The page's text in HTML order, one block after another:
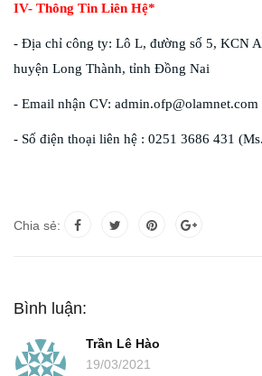
IV- Thông Tin Liên Hệ*
- Địa chỉ công ty: Lô L, đường số 5, KCN
huyện Long Thành, tỉnh Đồng Nai
- Email nhận CV: admin.ofp@olamnet.com
- Số điện thoại liên hệ : 0251 3686 431
Chia sẻ:
Bình luận:
Trần Lê Hào
19/03/2021